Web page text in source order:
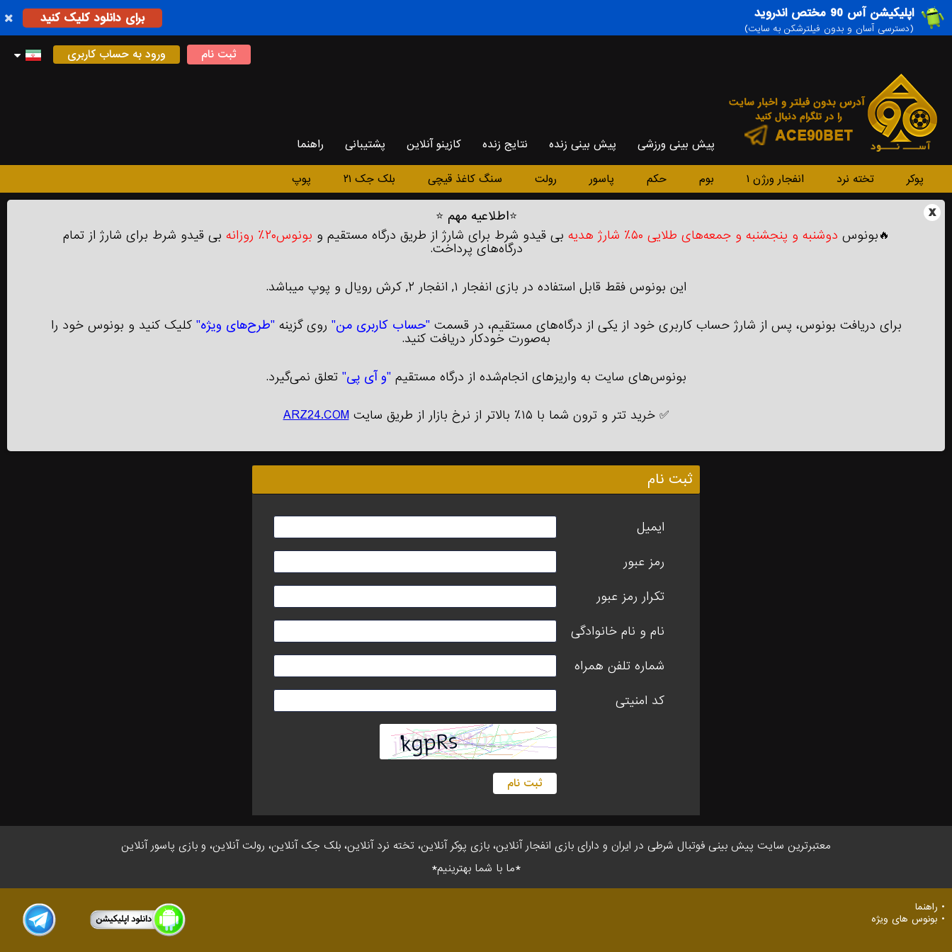
اپلیکیشن آس 90 مختص اندروید
(دسترسی آسان و بدون فیلترشکن به سایت)
برای دانلود کلیک کنید
ثبت نام ورود به حساب کاربری
پیش بینی ورزشی پیش بینی زنده نتایج زنده کازینو آنلاین پشتیبانی راهنما
پوکر تخته نرد انفجار ورژن ۱ بوم حکم پاسور رولت سنگ کاغذ قیچی بلک جک ۲۱ پوپ
x
⭐اطلاعیه مهم ⭐
🔥بونوس دوشنبه و پنجشنبه‌ و جمعه‌های طلایی ۵۰٪ شارژ هدیه بی‌ قیدو شرط برای شارژ از طریق درگاه مستقیم و بونوس۲۰٪ روزانه بی‌ قیدو شرط برای شارژ از تمام
درگاه‌های پرداخت.
این بونوس فقط قابل استفاده در بازی انفجار ۱, انفجار ۲, کرش رویال و پوپ میباشد.
برای دریافت بونوس، پس از شارژ حساب کاربری خود از یکی از درگاه‌های مستقیم، در قسمت "حساب کاربری من" روی گزینه"طرح‌های ویژه" کلیک کنید و بونوس خود را
به‌صورت خودکار دریافت کنید.
بونوس‌های سایت به واریزهای انجام‌شده از درگاه مستقیم "و آی پی" تعلق نمی‌گیرد.
✅ خرید تتر و ترون شما با ۱۵٪ بالاتر از نرخ بازار از طریق سایت ARZ24.COM
ثبت نام
ایمیل
رمز عبور
تکرار رمز عبور
نام و نام خانوادگی
شماره تلفن همراه
کد امنیتی
ثبت نام
معتبر‌ترین سایت پیش بینی‌ فوتبال شرطی در ایران و دارای بازی انفجار آنلاین، بازی پوکر آنلاین، تخته نرد آنلاین، بلک جک آنلاین، رولت آنلاین، و بازی پاسور آنلاین
*ما با شما بهترینیم*
راهنما
بونوس های ویژه